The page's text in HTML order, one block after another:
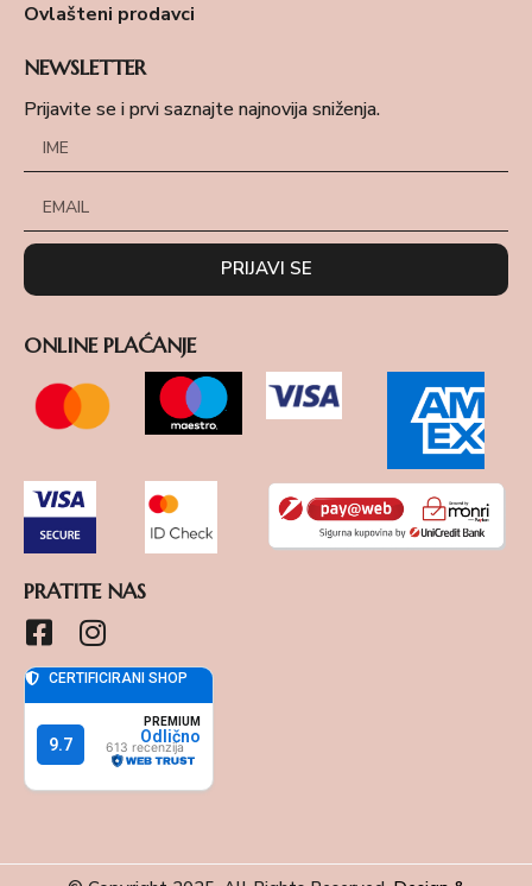
Ovlašteni prodavci
NEWSLETTER
Prijavite se i prvi saznajte najnovija sniženja.
PRIJAVI SE
ONLINE PLAĆANJE
PRATITE NAS